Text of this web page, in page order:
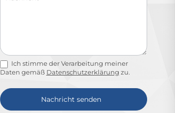
Ich stimme der Verarbeitung meiner
Daten gemäß Datenschutzerklärung zu.
Nachricht senden